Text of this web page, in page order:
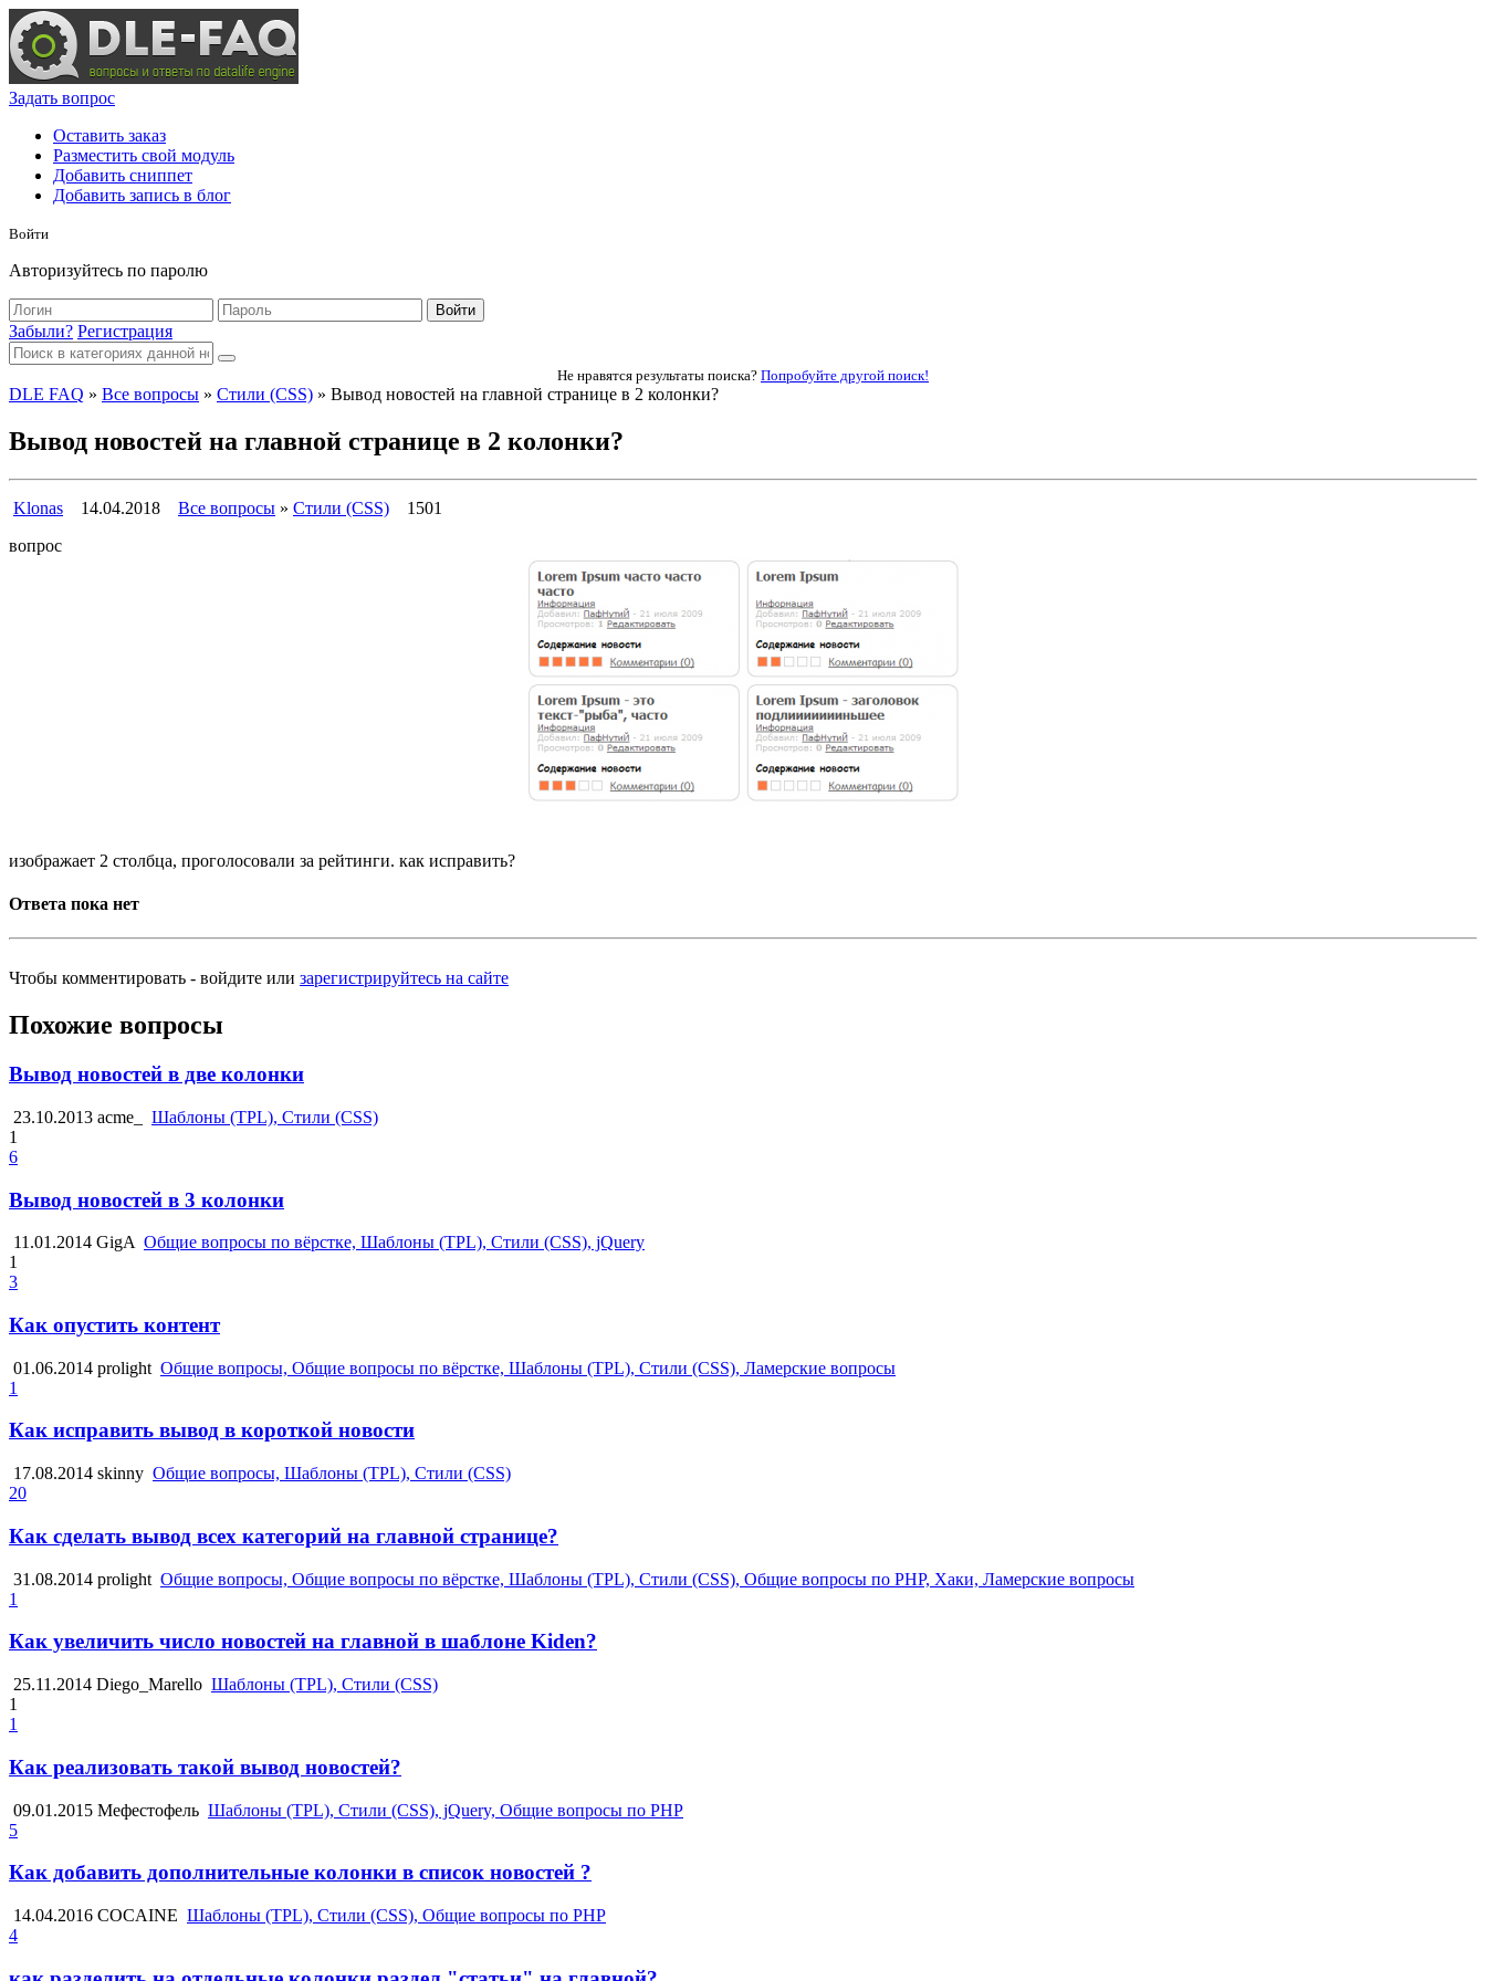
Задать вопрос
Оставить заказ
Разместить свой модуль
Добавить сниппет
Добавить запись в блог
Войти
Авторизуйтесь по паролю
Войти
Забыли? Регистрация
Не нравятся результаты поиска? Попробуйте другой поиск!
DLE FAQ » Все вопросы » Стили (CSS) » Вывод новостей на главной странице в 2 колонки?
Вывод новостей на главной странице в 2 колонки?
Klonas 14.04.2018 Все вопросы » Стили (CSS)
1501
вопрос
изображает 2 столбца, проголосовали за рейтинги. как исправить?
Ответа пока нет
Чтобы комментировать - войдите или зарегистрируйтесь на сайте
Похожие вопросы
Вывод новостей в две колонки
23.10.2013 acme_
Шаблоны (TPL), Стили (CSS)
1
6
Вывод новостей в 3 колонки
11.01.2014 GigA Общие вопросы по вёрстке, Шаблоны (TPL), Стили (CSS), jQuery
1
3
Как опустить контент
01.06.2014 prolight Общие вопросы, Общие вопросы по вёрстке, Шаблоны (TPL), Стили (CSS), Ламерские вопросы
1
Как исправить вывод в короткой новости
17.08.2014 skinny Общие вопросы, Шаблоны (TPL), Стили (CSS)
20
Как сделать вывод всех категорий на главной странице?
31.08.2014 prolight Общие вопросы, Общие вопросы по вёрстке, Шаблоны (TPL), Стили (CSS), Общие вопросы по PHP, Хаки, Ламерские вопросы
1
Как увеличить число новостей на главной в шаблоне Kiden?
25.11.2014 Diego_Marello Шаблоны (TPL), Стили (CSS)
1
1
Как реализовать такой вывод новостей?
09.01.2015 Мефестофель Шаблоны (TPL), Стили (CSS), jQuery, Общие вопросы по PHP
5
Как добавить дополнительные колонки в список новостей ?
14.04.2016 COCAINE Шаблоны (TPL), Стили (CSS), Общие вопросы по PHP
4